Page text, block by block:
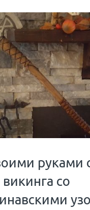
руками
со